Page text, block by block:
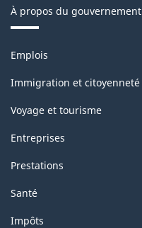
de
la
classification
À propos du gouvernement
Thèmes
sujets
Emplois
Immigration et citoyenneté
Voyage et tourisme
Entreprises
Prestations
Santé
Impôts